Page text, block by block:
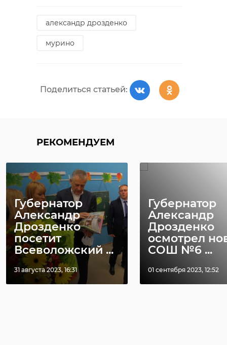
александр дрозденко
мурино
Поделиться статьей:
РЕКОМЕНДУЕМ
Губернатор
Александр
Дрозденко
посетит
Всеволожский ...
31 августа 2023, 16:31
Губернатор
Александр
Дрозденко
осмотрел
СОШ №6 ...
01 сентября 2023, 12:52